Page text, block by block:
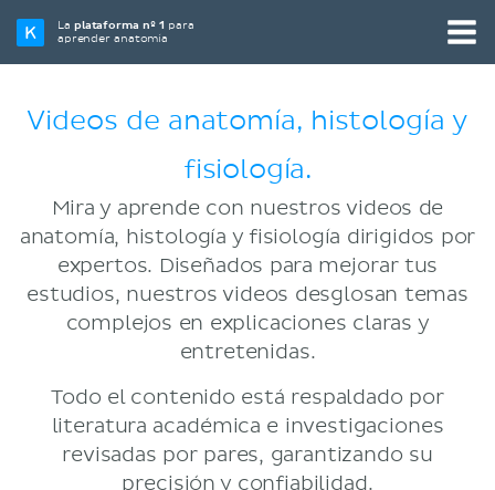
Laplataforma nº 1 para
aprender anatomía
Videos de anatomía, histología y
fisiología.
Mira y aprende con nuestros videos de
anatomía, histología y fisiología dirigidos por
expertos. Diseñados para mejorar tus
estudios, nuestros videos desglosan temas
complejos en explicaciones claras y
entretenidas.
Todo el contenido está respaldado por
literatura académica e investigaciones
revisadas por pares, garantizando su
precisión y confiabilidad.